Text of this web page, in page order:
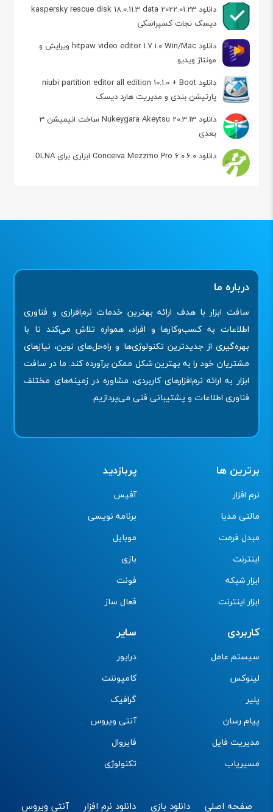
دانلود kaspersky rescue disk 18.0.11.3 data 2022.01.23
دیسک نجات کسپراسکی
دانلود hitpaw video editor 1.7.1.0 Win/Mac ویرایش و
مونتاژ ویدیو
دانلود niubi partition editor all edition 10.1.0 + Boot
پارتیشن بندی و مدیریت هارد دیسک
دانلود Nukeygara Akeytsu 20.3.13 ساخت انیمیشن 3
بعدی
دانلود Conceiva Mezzmo Pro 6.0.6.0 ابزاری برای DLNA
درباره ما
سافت ابزار با هدف ارائه بهترین خدمات نرم‌افزاری و فناوری
اطلاعات به کسب‌وکارها و افراد، همواره تلاش می‌کند تا با
بهره‌گیری از جدیدترین تکنولوژی‌ها و راه‌حل‌های نوین، نیازهای
مشتریان خود را به بهترین شکل ممکن برآورده کند. ما در سافت
ابزار به ارائه نرم‌افزارهای کاربردی، مشاوره در زمینه‌های مختلف
فناوری اطلاعات و پشتیبانی فنی می‌پردازیم.
برترین ها
نرم افزار
مالتی مدیا
مبدل فرمت
اینترنت
ابزار شبکه
ابزار اینترنت
پربازدید
آفیس
برنامه نویسی
موبایل
بازی
فونت
فعال ساز
کاربردی
سیستم عامل
لینوکس
پلیر
پیام رسان
مدیریت فایل
مسیریاب
سایر
درایور
کامپوننت
گرافیک
آنتی ویروس
فایروال
تکنولوژی
صفحه اصلی دانلود بازی دانلود نرم افزار آنتی ویروس